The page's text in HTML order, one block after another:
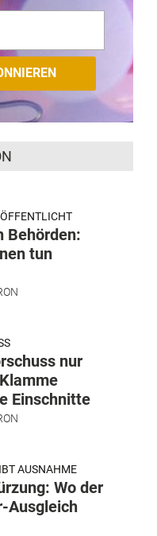
Behörden:
tun
nur
Einschnitte
AUSNAHME
Wo der
Ausgleich